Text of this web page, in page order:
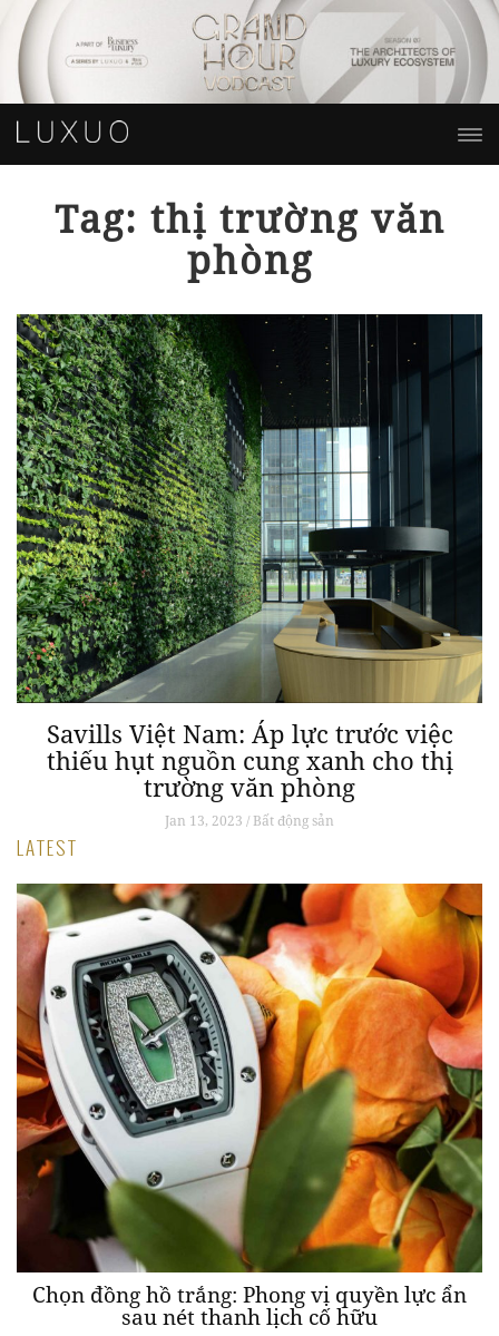
Tag: thị trường văn
phòng
Savills Việt Nam: Áp lực trước việc
thiếu hụt nguồn cung xanh cho thị
trường văn phòng
Jan 13, 2023 / Bất động sản
LATEST
Chọn đồng hồ trắng: Phong vị quyền lực ẩn
sau nét thanh lịch cố hữu